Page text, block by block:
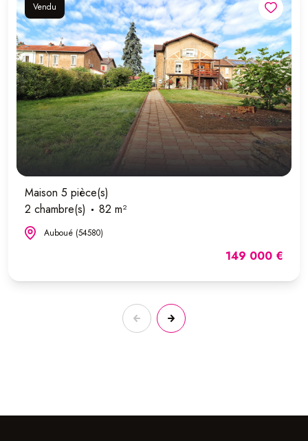
Vendu
Maison 5 pièce(s)
2 chambre(s)
82 m²
Auboué (54580)
149 000 €